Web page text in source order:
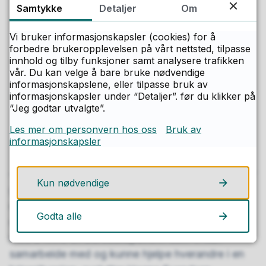
oversettelse og forklaring av informasjon fra
myndighetene
praktisk hjelp til bruk av utstyr og verktøy
innkjøp, bæring og transport
bytte eller byttelån av utstyr og varer
lån av mobiltelefon som er koblet til et annet
nett enn din
felles matlaging
gode diskusjoner og refleksjoner rundt ansvar for
egen beredskap både i klasserom, på avdelinger
og i seksjoner. Og ikke minst – at vi er godt i gang
med å finne en beredskapsvenn som vi kan
samarbeide med og kunne hjelpe hverandre i en
Samtykke Detaljer Om
Vi bruker informasjonskapsler (cookies) for å
forbedre brukeropplevelsen på vårt nettsted, tilpasse
innhold og tilby funksjoner samt analysere trafikken
vår. Du kan velge å bare bruke nødvendige
informasjonskapslene, eller tilpasse bruk av
informasjonskapsler under “Detaljer”. før du klikker på
“Jeg godtar utvalgte”.
Les mer om personvern hos oss
Bruk av
informasjonskapsler
Kun nødvendige
Godta alle